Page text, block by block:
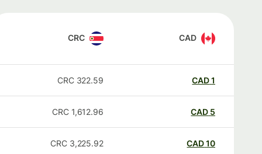
CAD
CRC
CAD
322.59
CRC
CAD
1,612.96
CRC
CAD
3,225.92
CRC